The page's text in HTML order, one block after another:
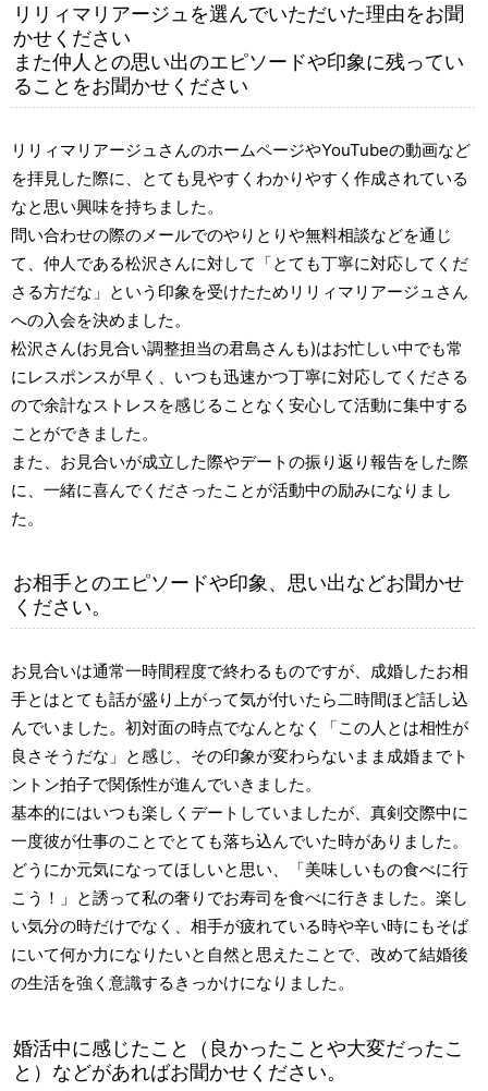
リリィマリアージュを選んでいただいた理由をお聞
かせください
また仲人との思い出のエピソードや印象に残ってい
ることをお聞かせください
リリィマリアージュさんのホームページやYouTubeの動画など
を拝見した際に、とても見やすくわかりやすく作成されている
なと思い興味を持ちました。
問い合わせの際のメールでのやりとりや無料相談などを通じ
て、仲人である松沢さんに対して「とても丁寧に対応してくだ
さる方だな」という印象を受けたためリリィマリアージュさん
への入会を決めました。
松沢さん(お見合い調整担当の君島さんも)はお忙しい中でも常
にレスポンスが早く、いつも迅速かつ丁寧に対応してくださる
ので余計なストレスを感じることなく安心して活動に集中する
ことができました。
また、お見合いが成立した際やデートの振り返り報告をした際
に、一緒に喜んでくださったことが活動中の励みになりまし
た。
お相手とのエピソードや印象、思い出などお聞かせ
ください。
お見合いは通常一時間程度で終わるものですが、成婚したお相
手とはとても話が盛り上がって気が付いたら二時間ほど話し込
んでいました。初対面の時点でなんとなく「この人とは相性が
良さそうだな」と感じ、その印象が変わらないまま成婚までト
ントン拍子で関係性が進んでいきました。
基本的にはいつも楽しくデートしていましたが、真剣交際中に
一度彼が仕事のことでとても落ち込んでいた時がありました。
どうにか元気になってほしいと思い、「美味しいもの食べに行
こう！」と誘って私の奢りでお寿司を食べに行きました。楽し
い気分の時だけでなく、相手が疲れている時や辛い時にもそば
にいて何か力になりたいと自然と思えたことで、改めて結婚後
の生活を強く意識するきっかけになりました。
婚活中に感じたこと（良かったことや大変だったこ
と）などがあればお聞かせください。